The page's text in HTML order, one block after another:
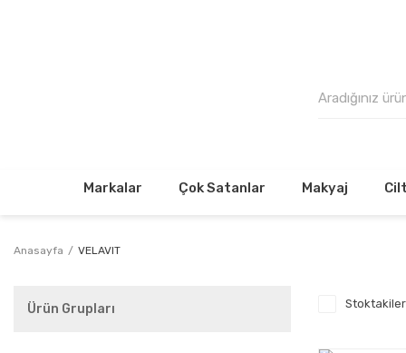
Markalar Çok Satanlar Makyaj
Anasayfa VELAVIT
Ürün Grupları Stoktakiler